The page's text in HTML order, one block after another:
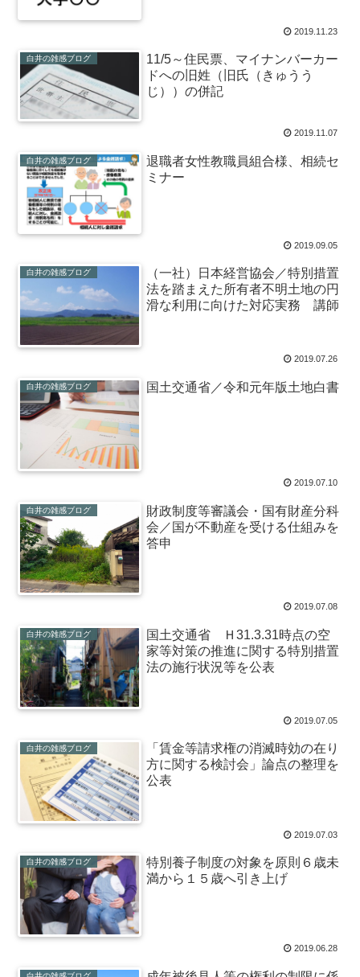
2019.11.23
白井の雑感ブログ
11/5～住民票、マイナンバーカー
ドへの旧姓（旧氏（きゅうう
じ））の併記
2019.11.07
白井の雑感ブログ
退職者女性教職員組合様、相続セ
ミナー
2019.09.05
白井の雑感ブログ
（一社）日本経営協会／特別措置
法を踏まえた所有者不明土地の円
滑な利用に向けた対応実務 講師
2019.07.26
白井の雑感ブログ 国土交通省／令和元年版土地白書
2019.07.10
白井の雑感ブログ
財政制度等審議会・国有財産分科
会／国が不動産を受ける仕組みを
答申
2019.07.08
白井の雑感ブログ
国土交通省 Ｈ31.3.31時点の空
家等対策の推進に関する特別措置
法の施行状況等を公表
2019.07.05
白井の雑感ブログ
「賃金等請求権の消滅時効の在り
方に関する検討会」論点の整理を
公表
2019.07.03
白井の雑感ブログ
特別養子制度の対象を原則６歳未
満から１５歳へ引き上げ
2019.06.28